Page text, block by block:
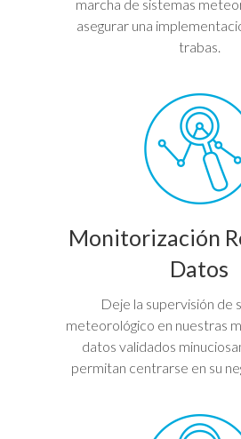
marcha de sistemas
asegurar una
trabas.
Monitorización
Datos
Deje la supervisión de
meteorológico en nuestras
datos validados
permitan centrarse en su